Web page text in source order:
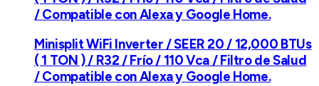
/ Compatible con Alexa y Google Home.
Minisplit WiFi Inverter / SEER 20 / 12,000 BTUs
( 1 TON ) / R32 / Frío / 110 Vca / Filtro de Salud
/ Compatible con Alexa y Google Home.